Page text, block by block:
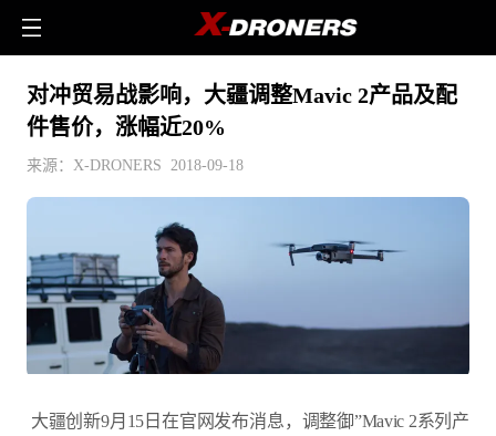
对冲贸易战影响，大疆调整Mavic 2产品及配
件售价，涨幅近20%
来源：X-DRONERS 2018-09-18
大疆创新9月15日在官网发布消息，调整御”Mavic 2系列产